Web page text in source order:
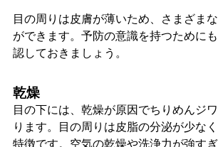
目の周りは皮膚が薄いため、さまざま
ができます。予防の意識を持つために
認しておきましょう。
乾燥
目の下には、乾燥が原因でちりめんジ
ります。目の周りは皮脂の分泌が少な
特徴です。空気の乾燥や洗浄力が強す